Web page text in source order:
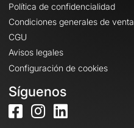
Política de confidencialidad
Condiciones generales de venta
CGU
Avisos legales
Configuración de cookies
Síguenos